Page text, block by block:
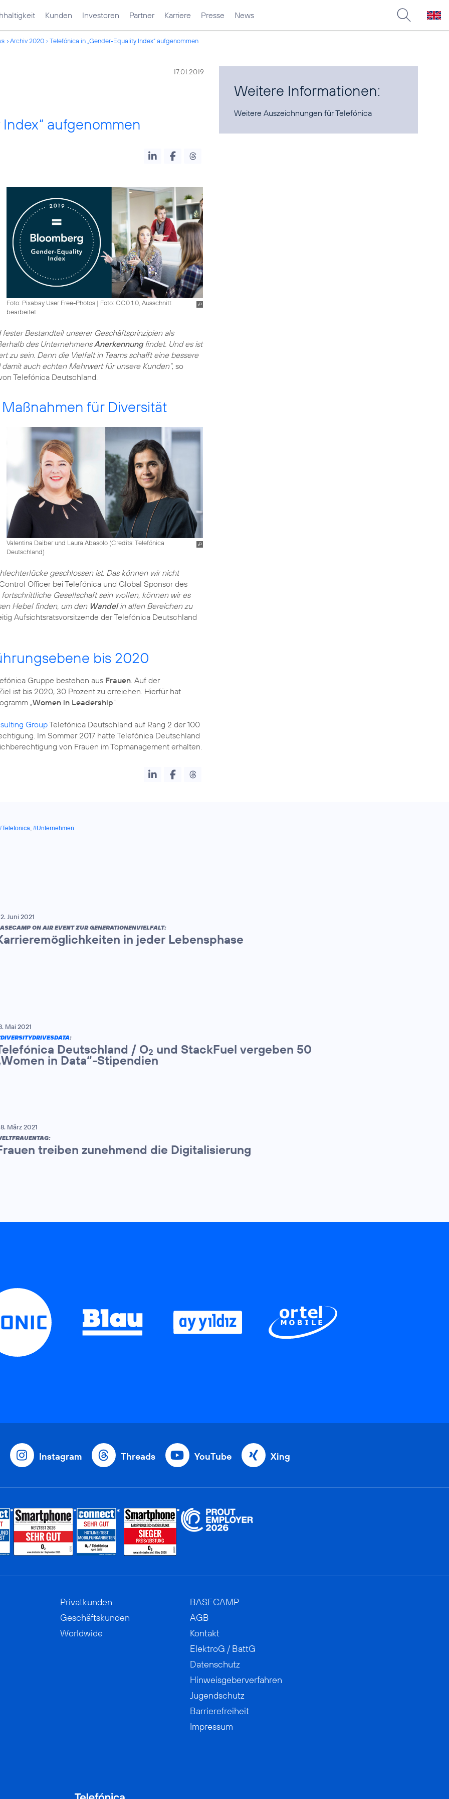
Kunden Investoren Partner Karriere Presse News
Archiv 2020 Telefónica in „Gender-Equality Index“ aufgenommen
17.01.2019
aufgenommen
Foto: Pixabay User Free-Photos| Foto: CC0 1.0, Ausschnitt
bearbeitet
Bestandteil unserer Geschäftsprinzipien als
des UnternehmensAnerkennungfindet. Und es ist
zu sein. Denn die Vielfalt in Teams schafft eine bessere
auch echten Mehrwert für unsere Kunden“, so
Telefónica Deutschland.
für Diversität
Valentina Daiber und Laura Abasolo (Credits: Telefónica
Deutschland)
geschlossen ist. Das können wir nicht
Officer bei Telefónica und Global Sponsor des
fortschrittliche Gesellschaft sein wollen, können wir es
Hebel finden, um den Wandelin allen Bereichen zu
Aufsichtsratsvorsitzende der Telefónica Deutschland
bis 2020
Gruppe bestehen aus Frauen. Auf der
ist bis 2020, 30 Prozent zu erreichen. Hierfür hat
„Women in Leadership“.
GroupTelefónica Deutschland auf Rang 2 der 100
Im Sommer 2017 hatte Telefónica Deutschland
von Frauen im Topmanagement erhalten.
Weitere Informationen:
Weitere Auszeichnungen für Telefónica
, #Unternehmen
Juni 2021
ON AIR EVENT ZUR GENERATIONENVIELFALT:
in jeder Lebensphase
Mai 2021
:
Deutschland / O2 und StackFuel vergeben 50
in Data“-Stipendien
März 2021
treiben zunehmend die Digitalisierung
Instagram Threads YouTube Xing
Privatkunden
Geschäftskunden
Worldwide
BASECAMP
AGB
Kontakt
ElektroG / BattG
Datenschutz
Hinweisgeberverfahren
Jugendschutz
Barrierefreiheit
Impressum